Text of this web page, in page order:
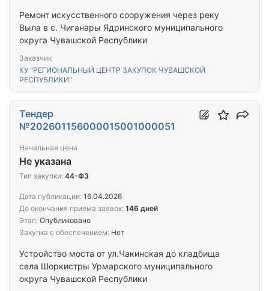
Ремонт искусственного сооружения через реку
Выла в с. Чиганары Ядринского муниципального
округа Чувашской Республики
Заказчик
КУ "РЕГИОНАЛЬНЫЙ ЦЕНТР ЗАКУПОК ЧУВАШСКОЙ
РЕСПУБЛИКИ"
Устройство моста от ул.Чакинская до кладбища
села Шоркистры Урмарского муниципального
округа Чувашской Республики
Тендер
№202601156000015001000051
Начальная цена
Не указана
Тип закупки: 44-ФЗ
Дата публикации: 16.04.2026
До окончания приема заявок: 146 дней
Этап: Опубликовано
Закупка с обеспечением: Нет